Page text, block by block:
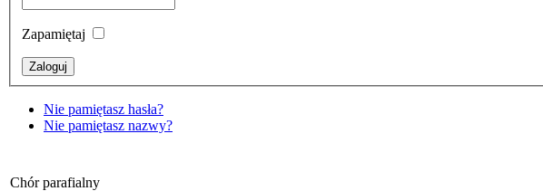
Zapamiętaj
Nie pamiętasz hasła?
Nie pamiętasz nazwy?
Chór parafialny